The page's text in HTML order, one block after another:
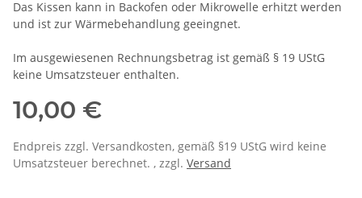
Das Kissen kann in Backofen oder Mikrowelle erhitzt werden
und ist zur Wärmebehandlung geeingnet.
Im ausgewiesenen Rechnungsbetrag ist gemäß § 19 UStG
keine Umsatzsteuer enthalten.
10,00 €
Endpreis zzgl. Versandkosten, gemäß §19 UStG wird keine
Umsatzsteuer berechnet. , zzgl. Versand